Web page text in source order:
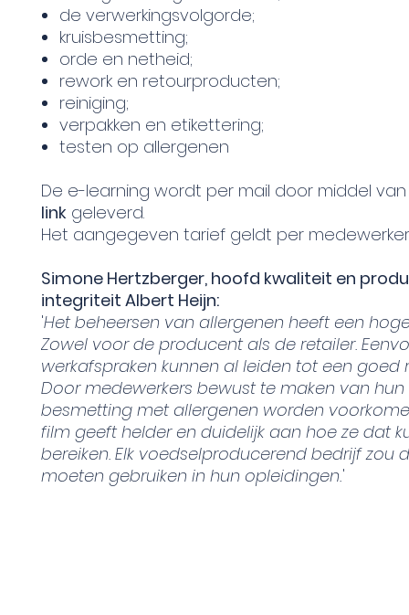
de verwerkingsvolgorde;
kruisbesmetting;
orde en netheid;
rework en retourproducten;
reiniging;
verpakken en etikettering;
testen op allergenen
De e-learning wordt per mail door middel
link geleverd.
Het aangegeven tarief geldt per
Simone Hertzberger, hoofd kwaliteit en
integriteit Albert Heijn:
'Het beheersen van allergenen heeft een
Zowel voor de producent als de retailer.
werkafspraken kunnen al leiden tot een goed
Door medewerkers bewust te maken van hun
besmetting met allergenen worden
film geeft helder en duidelijk aan hoe ze dat
bereiken. Elk voedselproducerend bedrijf zou
moeten gebruiken in hun opleidingen.'